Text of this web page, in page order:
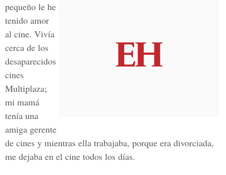
pequeño le he
tenido amor
al cine. Vivía
cerca de los
desaparecidos
cines
Multiplaza;
mi mamá
tenía una
amiga gerente
de cines y mientras ella trabajaba, porque era divorciada,
me dejaba en el cine todos los días.